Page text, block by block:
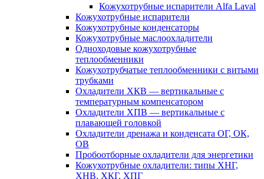
Кожухотрубные испарители Alfa Laval
Кожухотрубные испарители
Кожухотрубные конденсаторы
Кожухотрубные маслоохладители
Одноходовые кожухотрубные
теплообменники
Кожухотрубчатые теплообменники с витыми
трубками
Охладители ХКВ — вертикальные с
температурным компенсатором
Охладители ХПВ — вертикальные с
плавающей головкой
Охладители дренажа и конденсата ОГ, ОК,
ОВ
Пробоотборные охладители для энергетики
Кожухотрубные охладители: типы ХНГ,
ХНВ, ХКГ, ХПГ